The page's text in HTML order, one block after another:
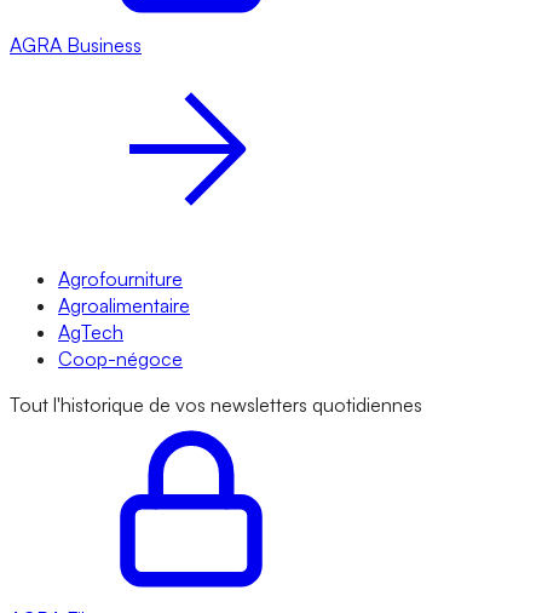
AGRA Business
Agrofourniture
Agroalimentaire
AgTech
Coop-négoce
Tout l'historique de vos newsletters quotidiennes